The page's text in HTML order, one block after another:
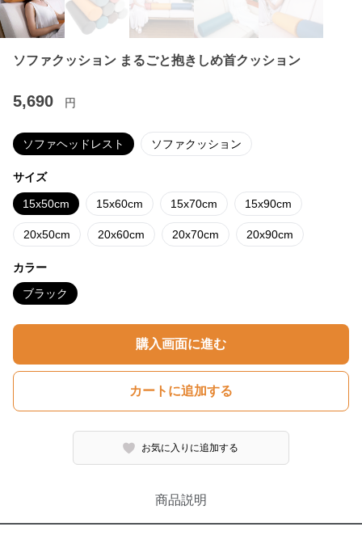
ソファクッション まるごと抱きしめ首クッション
5,690 円
ソファヘッドレスト ソファクッション
サイズ
15x50cm 15x60cm 15x70cm 15x90cm
20x50cm 20x60cm 20x70cm 20x90cm
カラー
ブラック
購入画面に進む
カートに追加する
お気に入りに追加する
商品説明